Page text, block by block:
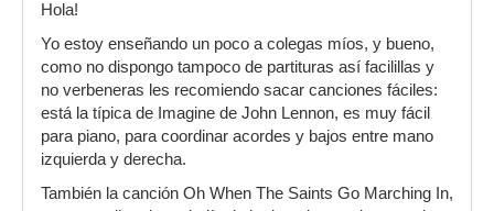
Hola!
Yo estoy enseñando un poco a colegas míos, y bueno,
como no dispongo tampoco de partituras así facilillas y
no verbeneras les recomiendo sacar canciones fáciles:
está la típica de Imagine de John Lennon, es muy fácil
para piano, para coordinar acordes y bajos entre mano
izquierda y derecha.
También la canción Oh When The Saints Go Marching In,